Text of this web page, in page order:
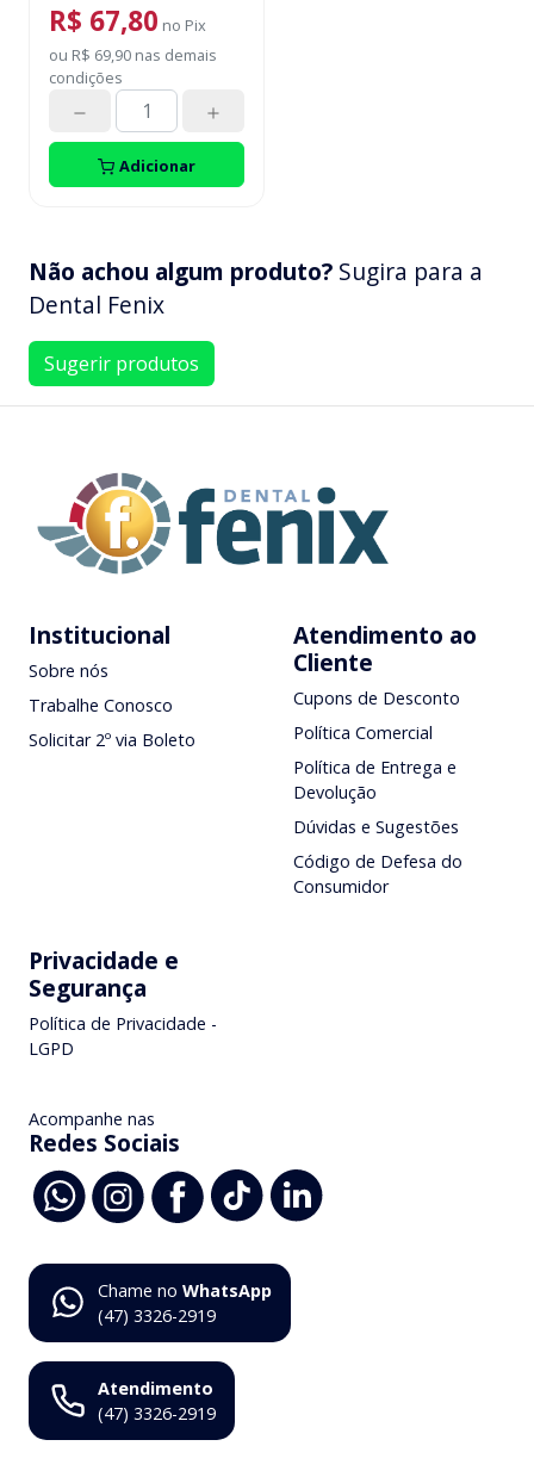
R$ 67,80 no Pix
ou R$ 69,90 nas demais
condições
Adicionar
Não achou algum produto? Sugira para a
Dental Fenix
Sugerir produtos
Institucional
Sobre nós
Trabalhe Conosco
Solicitar 2º via Boleto
Atendimento ao
Cliente
Cupons de Desconto
Política Comercial
Política de Entrega e
Devolução
Dúvidas e Sugestões
Código de Defesa do
Consumidor
Privacidade e
Segurança
Política de Privacidade -
LGPD
Acompanhe nas
Redes Sociais
Chame no WhatsApp
(47) 3326-2919
Atendimento
(47) 3326-2919